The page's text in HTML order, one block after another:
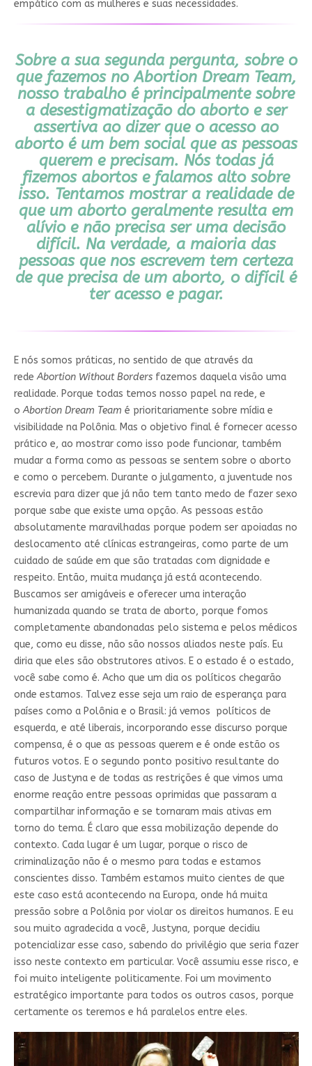
empático com as mulheres e suas necessidades.
Sobre a sua segunda pergunta, sobre o
que fazemos noAbortion Dream Team,
nosso trabalho é principalmente sobre
a desestigmatização do aborto e ser
assertiva ao dizer que o acesso ao
aborto é um bem social que as pessoas
querem e precisam. Nós todas já
fizemos abortos e falamos alto sobre
isso. Tentamos mostrar a realidade de
que um aborto geralmente resulta em
alívio e não precisa ser uma decisão
difícil. Na verdade, a maioria das
pessoas que nos escrevem tem certeza
de que precisa de um aborto, o difícil é
ter acesso e pagar.
E nós somos práticas, no sentido de que através da
redeAbortion Without Borders fazemos daquela visão uma
realidade. Porque todas temos nosso papel na rede, e
oAbortion Dream Team é prioritariamente sobre mídia e
visibilidade na Polônia. Mas o objetivo final é fornecer acesso
prático e, ao mostrar como isso pode funcionar, também
mudar a forma como as pessoas se sentem sobre o aborto
e como o percebem. Durante o julgamento, a juventude nos
escrevia para dizer que já não tem tanto medo de fazer sexo
porque sabe que existe uma opção. As pessoas estão
absolutamente maravilhadas porque podem ser apoiadas no
deslocamento até clínicas estrangeiras, como parte de um
cuidado de saúde em que são tratadas com dignidade e
respeito. Então, muita mudança já está acontecendo.
Buscamos ser amigáveis e oferecer uma interação
humanizada quando se trata de aborto, porque fomos
completamente abandonadas pelo sistema e pelos médicos
que, como eu disse, não são nossos aliados neste país. Eu
diria que eles são obstrutores ativos. E o estado é o estado,
você sabe como é. Acho que um dia os políticos chegarão
onde estamos. Talvez esse seja um raio de esperança para
países como a Polônia e o Brasil: já vemos políticos de
esquerda, e até liberais, incorporando esse discurso porque
compensa, é o que as pessoas querem e é onde estão os
futuros votos. E o segundo ponto positivo resultante do
caso de Justyna e de todas as restrições é que vimos uma
enorme reação entre pessoas oprimidas que passaram a
compartilhar informação e se tornaram mais ativas em
torno do tema. É claro que essa mobilização depende do
contexto. Cada lugar é um lugar, porque o risco de
criminalização não é o mesmo para todas e estamos
conscientes disso. Também estamos muito cientes de que
este caso está acontecendo na Europa, onde há muita
pressão sobre a Polônia por violar os direitos humanos. E eu
sou muito agradecida a você, Justyna, porque decidiu
potencializar esse caso, sabendo do privilégio que seria fazer
isso neste contexto em particular. Você assumiu esse risco, e
foi muito inteligente politicamente. Foi um movimento
estratégico importante para todos os outros casos, porque
certamente os teremos e há paralelos entre eles.